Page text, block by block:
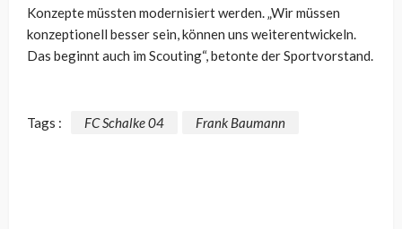
Konzepte müssten modernisiert werden. „Wir müssen
konzeptionell besser sein, können uns weiterentwickeln.
Das beginnt auch im Scouting“, betonte der Sportvorstand.
Tags : FC Schalke 04 Frank Baumann